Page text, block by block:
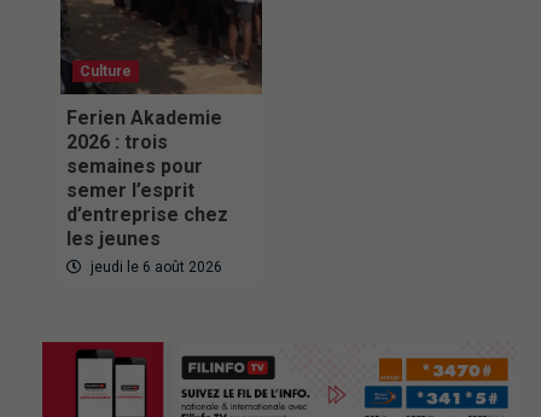
Culture
Ferien Akademie
2026 : trois
semaines pour
semer l’esprit
d’entreprise chez
les jeunes
jeudi le 6 août 2026